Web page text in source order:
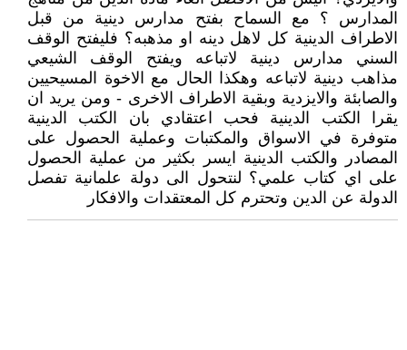
المدارس ؟ مع السماح بفتح مدارس دينية من قبل
الاطراف الدينية كل لاهل دينه او مذهبه؟ فليفتح الوقف
السني مدارس دينية لاتباعه ويفتح الوقف الشيعي
مذاهب دينية لاتباعه وهكذا الحال مع الاخوة المسيحيين
والصابئة والايزدية وبقية الاطراف الاخرى - ومن يريد ان
يقرا الكتب الدينية فحب اعتقادي بان الكتب الدينية
متوفرة في الاسواق والمكتبات وعملية الحصول على
المصادر والكتب الدينية ايسر بكثير من عملية الحصول
على اي كتاب علمي؟ لنتحول الى دولة علمانية تفصل
الدولة عن الدين وتحترم كل المعتقدات والافكار